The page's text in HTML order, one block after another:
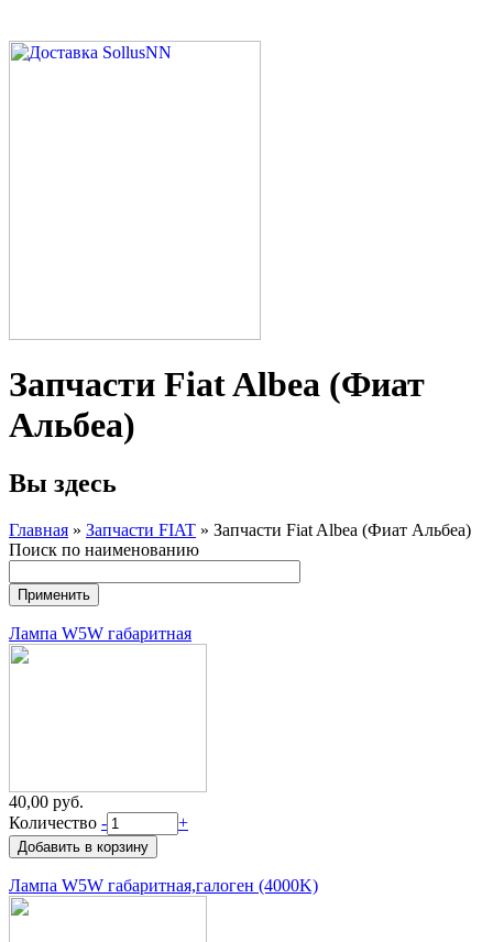
Запчасти Fiat Albea (Фиат
Альбеа)
Вы здесь
Главная » Запчасти FIAT » Запчасти Fiat Albea (Фиат Альбеа)
Поиск по наименованию
Лампа W5W габаритная
40,00 руб.
Количество - +
Лампа W5W габаритная,галоген (4000K)